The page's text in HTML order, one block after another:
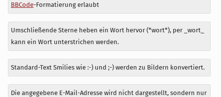
BBCode-Formatierung erlaubt
Umschließende Sterne heben ein Wort hervor (*wort*), per _wort_
kann ein Wort unterstrichen werden.
Standard-Text Smilies wie :-) und ;-) werden zu Bildern konvertiert.
Die angegebene E-Mail-Adresse wird nicht dargestellt, sondern nur